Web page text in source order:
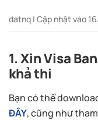
datnq | Cập nhật vào
1. Xin Visa
khả thi
Bạn có thể
ĐÂY, cũng như